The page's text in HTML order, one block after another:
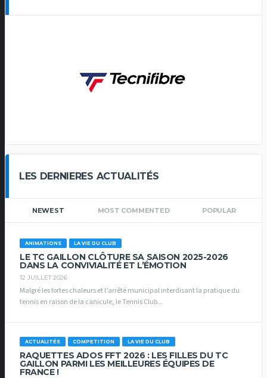
LES DERNIERES ACTUALITÉS
NEWEST MOST COMMENTED POPULAR
ANIMATIONS LA VIE DU CLUB
LE TC GAILLON CLÔTURE SA SAISON 2025-2026
DANS LA CONVIVIALITÉ ET L’ÉMOTION
12 JUILLET 2026
Malgré les fortes chaleurs et l’arrêté municipal interdisant la pratique du
tennis en raison de la canicule, le Tennis Club...
ACTUALITÉS COMPETITION LA VIE DU CLUB
RAQUETTES ADOS FFT 2026 : LES FILLES DU TC
GAILLON PARMI LES MEILLEURES ÉQUIPES DE
FRANCE !